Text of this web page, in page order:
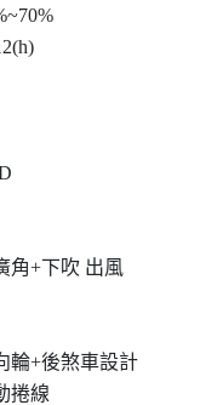
角+下吹 出風
輪+後煞車設計
捲線